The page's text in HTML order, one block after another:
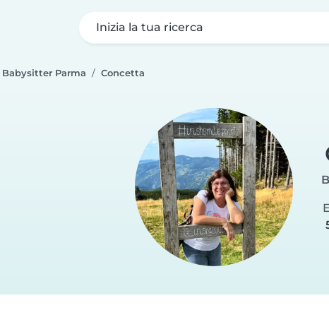
Inizia la tua ricerca
Babysitter Parma Concetta